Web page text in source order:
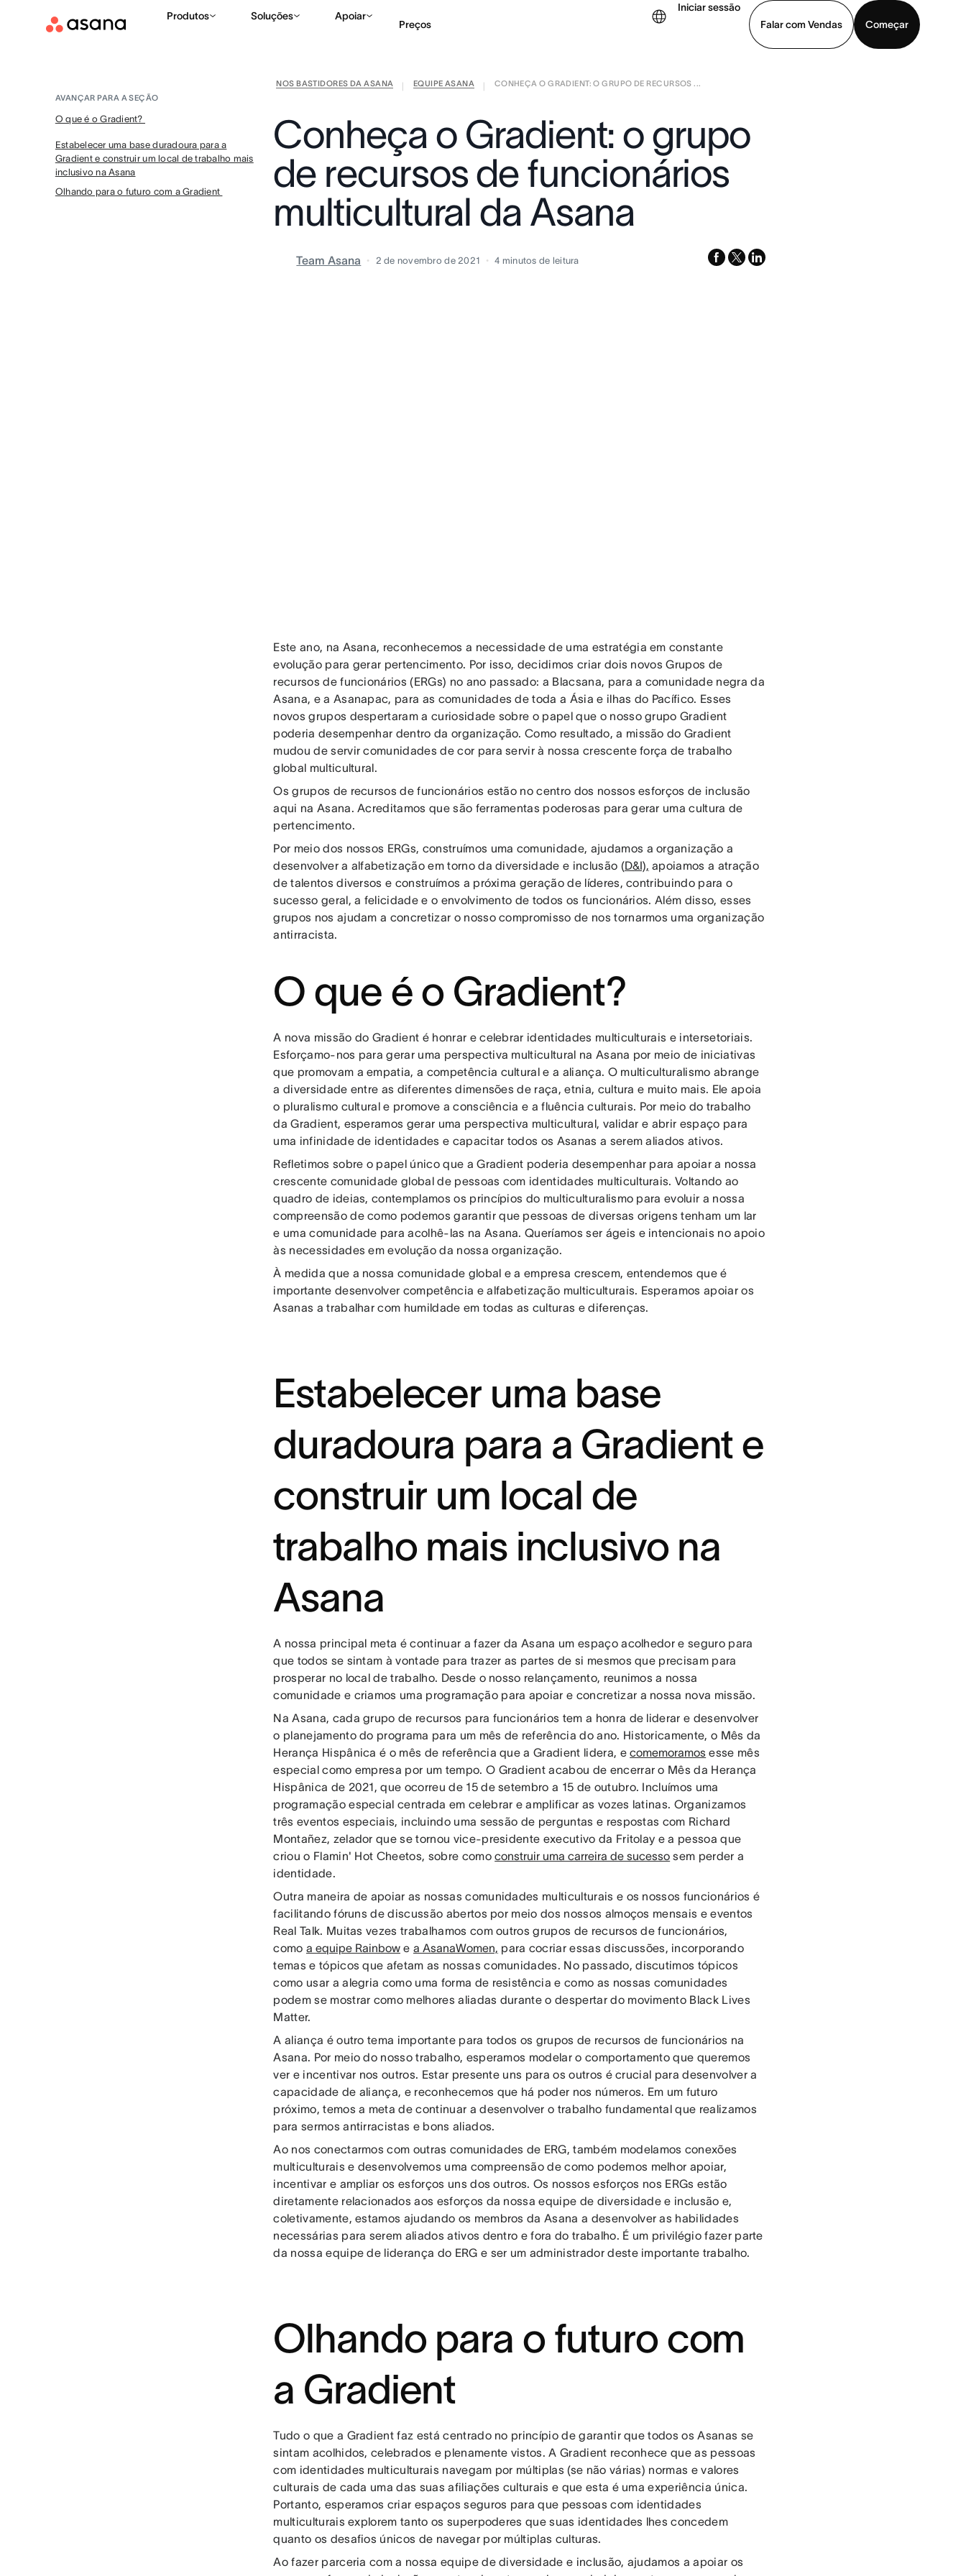
Produtos Soluções Apoiar
Preços
Iniciar sessão
Falar com Vendas
Começar
Falar com Vendas Veja uma demonstração
NOS BASTIDORES DA ASANA EQUIPE ASANA
CONHEÇA O GRADIENT: O GRUPO DE RECURSOS ...
AVANÇAR PARA A SEÇÃO
O que é o Gradient?
Estabelecer uma base duradoura para a
Gradient e construir um local de trabalho mais
inclusivo na Asana
Olhando para o futuro com a Gradient
Conheça o Gradient: o grupo
de recursos de funcionários
multicultural da Asana
Team Asana 2 de novembro de 2021 4 minutos de leitura facebook
x-
linkedin
Este ano, na Asana, reconhecemos a necessidade de uma estratégia em constante
evolução para gerar pertencimento. Por isso, decidimos criar dois novos Grupos de
recursos de funcionários (ERGs) no ano passado: a Blacsana, para a comunidade negra da
Asana, e a Asanapac, para as comunidades de toda a Ásia e ilhas do Pacífico. Esses
novos grupos despertaram a curiosidade sobre o papel que o nosso grupo Gradient
poderia desempenhar dentro da organização. Como resultado, a missão do Gradient
mudou de servir comunidades de cor para servir à nossa crescente força de trabalho
global multicultural.
Os grupos de recursos de funcionários estão no centro dos nossos esforços de inclusão
aqui na Asana. Acreditamos que são ferramentas poderosas para gerar uma cultura de
pertencimento.
Por meio dos nossos ERGs, construímos uma comunidade, ajudamos a organização a
desenvolver a alfabetização em torno da diversidade e inclusão (D&I), apoiamos a atração
de talentos diversos e construímos a próxima geração de líderes, contribuindo para o
sucesso geral, a felicidade e o envolvimento de todos os funcionários. Além disso, esses
grupos nos ajudam a concretizar o nosso compromisso de nos tornarmos uma organização
antirracista.
O que é o Gradient?
A nova missão do Gradient é honrar e celebrar identidades multiculturais e intersetoriais.
Esforçamo-nos para gerar uma perspectiva multicultural na Asana por meio de iniciativas
que promovam a empatia, a competência cultural e a aliança. O multiculturalismo abrange
a diversidade entre as diferentes dimensões de raça, etnia, cultura e muito mais. Ele apoia
o pluralismo cultural e promove a consciência e a fluência culturais. Por meio do trabalho
da Gradient, esperamos gerar uma perspectiva multicultural, validar e abrir espaço para
uma infinidade de identidades e capacitar todos os Asanas a serem aliados ativos.
Refletimos sobre o papel único que a Gradient poderia desempenhar para apoiar a nossa
crescente comunidade global de pessoas com identidades multiculturais. Voltando ao
quadro de ideias, contemplamos os princípios do multiculturalismo para evoluir a nossa
compreensão de como podemos garantir que pessoas de diversas origens tenham um lar
e uma comunidade para acolhê-las na Asana. Queríamos ser ágeis e intencionais no apoio
às necessidades em evolução da nossa organização.
À medida que a nossa comunidade global e a empresa crescem, entendemos que é
importante desenvolver competência e alfabetização multiculturais. Esperamos apoiar os
Asanas a trabalhar com humildade em todas as culturas e diferenças.
Estabelecer uma base
duradoura para a Gradient e
construir um local de
trabalho mais inclusivo na
Asana
A nossa principal meta é continuar a fazer da Asana um espaço acolhedor e seguro para
que todos se sintam à vontade para trazer as partes de si mesmos que precisam para
prosperar no local de trabalho. Desde o nosso relançamento, reunimos a nossa
comunidade e criamos uma programação para apoiar e concretizar a nossa nova missão.
Na Asana, cada grupo de recursos para funcionários tem a honra de liderar e desenvolver
o planejamento do programa para um mês de referência do ano. Historicamente, o Mês da
Herança Hispânica é o mês de referência que a Gradient lidera, ecomemoramos esse mês
especial como empresa por um tempo. O Gradient acabou de encerrar o Mês da Herança
Hispânica de 2021, que ocorreu de 15 de setembro a 15 de outubro. Incluímos uma
programação especial centrada em celebrar e amplificar as vozes latinas. Organizamos
três eventos especiais, incluindo uma sessão de perguntas e respostas com Richard
Montañez, zelador que se tornou vice-presidente executivo da Fritolay e a pessoa que
criou o Flamin' Hot Cheetos, sobre comoconstruir uma carreira de sucesso sem perder a
identidade.
Outra maneira de apoiar as nossas comunidades multiculturais e os nossos funcionários é
facilitando fóruns de discussão abertos por meio dos nossos almoços mensais e eventos
Real Talk. Muitas vezes trabalhamos com outros grupos de recursos de funcionários,
como a equipe Rainbowe a AsanaWomen, para cocriar essas discussões, incorporando
temas e tópicos que afetam as nossas comunidades. No passado, discutimos tópicos
como usar a alegria como uma forma de resistência e como as nossas comunidades
podem se mostrar como melhores aliadas durante o despertar do movimento Black Lives
Matter.
A aliança é outro tema importante para todos os grupos de recursos de funcionários na
Asana. Por meio do nosso trabalho, esperamos modelar o comportamento que queremos
ver e incentivar nos outros. Estar presente uns para os outros é crucial para desenvolver a
capacidade de aliança, e reconhecemos que há poder nos números. Em um futuro
próximo, temos a meta de continuar a desenvolver o trabalho fundamental que realizamos
para sermos antirracistas e bons aliados.
Ao nos conectarmos com outras comunidades de ERG, também modelamos conexões
multiculturais e desenvolvemos uma compreensão de como podemos melhor apoiar,
incentivar e ampliar os esforços uns dos outros. Os nossos esforços nos ERGs estão
diretamente relacionados aos esforços da nossa equipe de diversidade e inclusão e,
coletivamente, estamos ajudando os membros da Asana a desenvolver as habilidades
necessárias para serem aliados ativos dentro e fora do trabalho. É um privilégio fazer parte
da nossa equipe de liderança do ERG e ser um administrador deste importante trabalho.
Olhando para o futuro com
a Gradient
Tudo o que a Gradient faz está centrado no princípio de garantir que todos os Asanas se
sintam acolhidos, celebrados e plenamente vistos. A Gradient reconhece que as pessoas
com identidades multiculturais navegam por múltiplas (se não várias) normas e valores
culturais de cada uma das suas afiliações culturais e que esta é uma experiência única.
Portanto, esperamos criar espaços seguros para que pessoas com identidades
multiculturais explorem tanto os superpoderes que suas identidades lhes concedem
quanto os desafios únicos de navegar por múltiplas culturas.
Ao fazer parceria com a nossa equipe de diversidade e inclusão, ajudamos a apoiar os